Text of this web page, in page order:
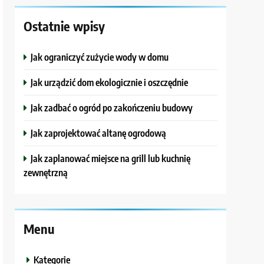
Ostatnie wpisy
Jak ograniczyć zużycie wody w domu
Jak urządzić dom ekologicznie i oszczędnie
Jak zadbać o ogród po zakończeniu budowy
Jak zaprojektować altanę ogrodową
Jak zaplanować miejsce na grill lub kuchnię
zewnętrzną
Menu
Kategorie